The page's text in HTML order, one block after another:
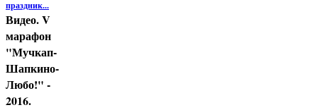
праздник...
Видео. V
марафон
"Мучкап-
Шапкино-
Любо!" -
2016.